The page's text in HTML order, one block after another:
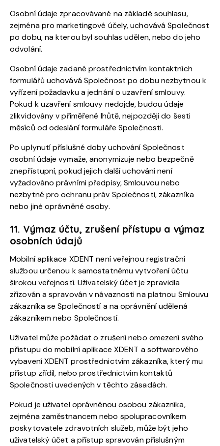
Osobní údaje zpracovávané na základě souhlasu,
zejména pro marketingové účely, uchovává Společnost
po dobu, na kterou byl souhlas udělen, nebo do jeho
odvolání.
Osobní údaje zadané prostřednictvím kontaktních
formulářů uchovává Společnost po dobu nezbytnou k
vyřízení požadavku a jednání o uzavření smlouvy.
Pokud k uzavření smlouvy nedojde, budou údaje
zlikvidovány v přiměřené lhůtě, nejpozději do šesti
měsíců od odeslání formuláře Společnosti.
Po uplynutí příslušné doby uchování Společnost
osobní údaje vymaže, anonymizuje nebo bezpečně
znepřístupní, pokud jejich další uchování není
vyžadováno právními předpisy, Smlouvou nebo
nezbytné pro ochranu práv Společnosti, zákazníka
nebo jiné oprávněné osoby.
11. Výmaz účtu, zrušení přístupu a výmaz
osobních údajů
Mobilní aplikace XDENT není veřejnou registrační
službou určenou k samostatnému vytvoření účtu
širokou veřejností. Uživatelský účet je zpravidla
zřizován a spravován v návaznosti na platnou Smlouvu
zákazníka se Společností a na oprávnění udělená
zákazníkem nebo Společností.
Uživatel může požádat o zrušení nebo omezení svého
přístupu do mobilní aplikace XDENT a softwarového
vybavení XDENT prostřednictvím zákazníka, který mu
přístup zřídil, nebo prostřednictvím kontaktů
Společnosti uvedených v těchto zásadách.
Pokud je uživatel oprávněnou osobou zákazníka,
zejména zaměstnancem nebo spolupracovníkem
poskytovatele zdravotních služeb, může být jeho
uživatelský účet a přístup spravován příslušným